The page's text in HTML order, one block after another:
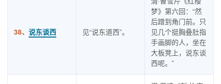
38、 说东谈西 见“说东道西”。
梦》第六回：“然
后蹭到角门前。只
见几个挺胸叠肚指
手画脚的人，坐在
大板凳上，说东谈
西呢。”